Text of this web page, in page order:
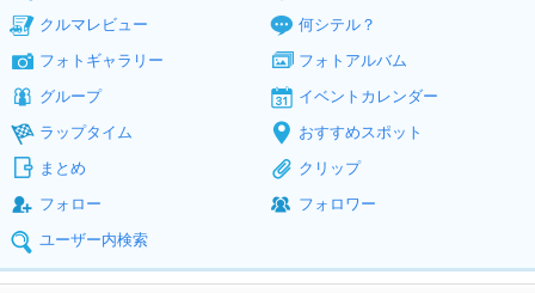
クルマレビュー
何シテル？
フォトギャラリー
フォトアルバム
グループ
イベントカレンダー
ラップタイム
おすすめスポット
まとめ
クリップ
フォロー
フォロワー
ユーザー内検索